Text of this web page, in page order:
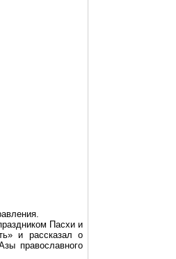
Пасхи и
и рассказал о
православного